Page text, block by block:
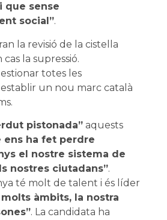
que sense
social”.
la revisió de la cistella
la supressió.
totes les
un nou marc català
pistonada” aquests
ens ha fet perdre
el nostre sistema de
nostres ciutadans”.
té molt de talent i és líder
àmbits, la nostra
. La candidata ha